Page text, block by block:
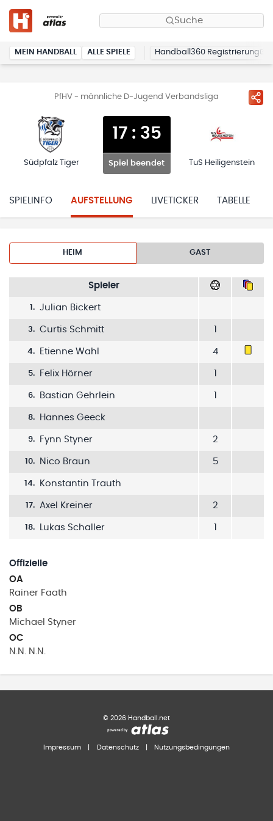
Suche
MEIN HANDBALL ALLE SPIELE Handball360 Registrierung
PfHV - männliche D-Jugend Verbandsliga
Südpfalz Tiger
17: 35
Spiel beendet TuS Heiligenstein
SPIELINFO AUFSTELLUNG LIVETICKER TABELLE
HEIM GAST
Spieler
1. Julian Bickert
3. Curtis Schmitt
4. Etienne Wahl 4
5. Felix Hörner
6. Bastian Gehrlein
8. Hannes Geeck
9. Fynn Styner 2
10. Nico Braun 5
14. Konstantin Trauth
17. Axel Kreiner 2
18. Lukas Schaller
Offizielle
OA
Rainer Faath
OB
Michael Styner
OC
N.N.
N.N.
© 2026 Handball.net
Impressum Datenschutz Nutzungsbedingungen